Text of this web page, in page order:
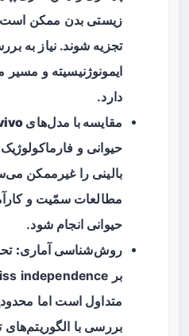
زیستی بدن ممکن است
تجزیه شوند. نیاز به
ایمونوژنیسیته و
دارد.
مقایسه با مدل‌های in vivo:
حیوانی و
بالینی را غیرممکن
مطالعات سمّیت و
حیوانی انجام شود.
روش‌شناسی آماری:
متداول است اما
بررسی با الگوریتم‌های